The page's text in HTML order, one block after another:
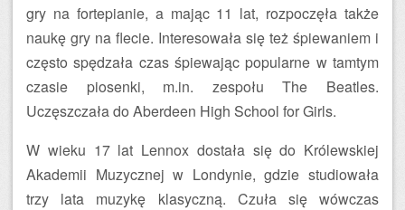
gry na fortepianie, a mając 11 lat, rozpoczęła także
naukę gry na flecie. Interesowała się też śpiewaniem i
często spędzała czas śpiewając popularne w tamtym
czasie piosenki, m.in. zespołu The Beatles.
Uczęszczała do Aberdeen High School for Girls.
W wieku 17 lat Lennox dostała się do Królewskiej
Akademii Muzycznej w Londynie, gdzie studiowała
trzy lata muzykę klasyczną. Czuła się wówczas